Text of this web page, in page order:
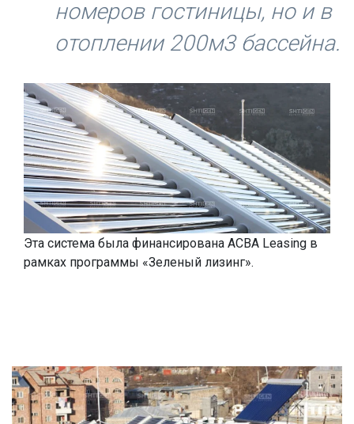
номеров гостиницы, но и в
отоплении 200м3 бассейна.
Эта система была финансирована ACBA Leasing в
рамках программы «Зеленый лизинг».